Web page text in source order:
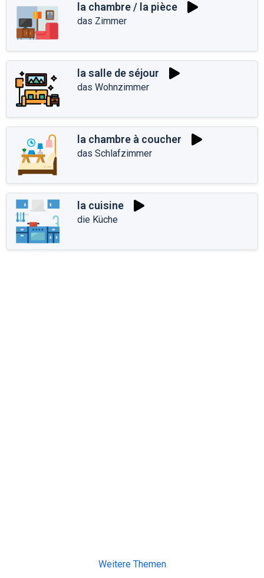
la chambre / la pièce
das Zimmer
la salle de séjour
das Wohnzimmer
la chambre à coucher
das Schlafzimmer
la cuisine
die Küche
Weitere Themen